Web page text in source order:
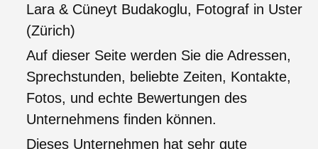
Lara & Cüneyt Budakoglu, Fotograf in Uster
(Zürich)
Auf dieser Seite werden Sie die Adressen,
Sprechstunden, beliebte Zeiten, Kontakte,
Fotos, und echte Bewertungen des
Unternehmens finden können.
Dieses Unternehmen hat sehr gute